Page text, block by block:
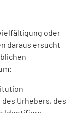
oder
daraus ersucht
Urhebers, des